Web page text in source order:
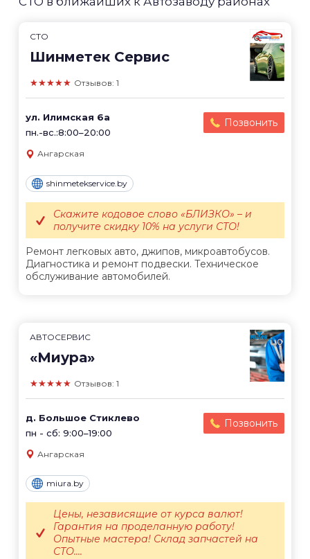
СТО
Шинметек Сервис
★★★★★ Отзывов: 1
ул. Илимская 6а
пн.-вс.:8:00–20:00
Позвонить
Ангарская
shinmetekservice.by
Ремонт легковых авто, джипов, микроавтобусов.
Диагностика и ремонт подвески. Техническое
обслуживание автомобилей.
Скажите кодовое слово «БЛИЗКО» – и
получите скидку 10% на услуги СТО!
АВТОСЕРВИС
«Миура»
★★★★★ Отзывов: 1
д. Большое Стиклево
пн - сб: 9:00–19:00
Позвонить
Ангарская
miura.by
Цены, независящие от курса валют!
Гарантия на проделанную работу!
Опытные мастера! Склад запчастей на
СТО....